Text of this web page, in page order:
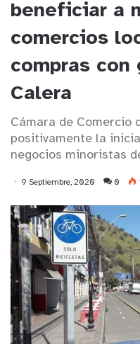
beneficiar a
comercios
compras
Calera
Cámara de Comercio
positivamente la
negocios minoristas
9 Septiembre, 2020 0